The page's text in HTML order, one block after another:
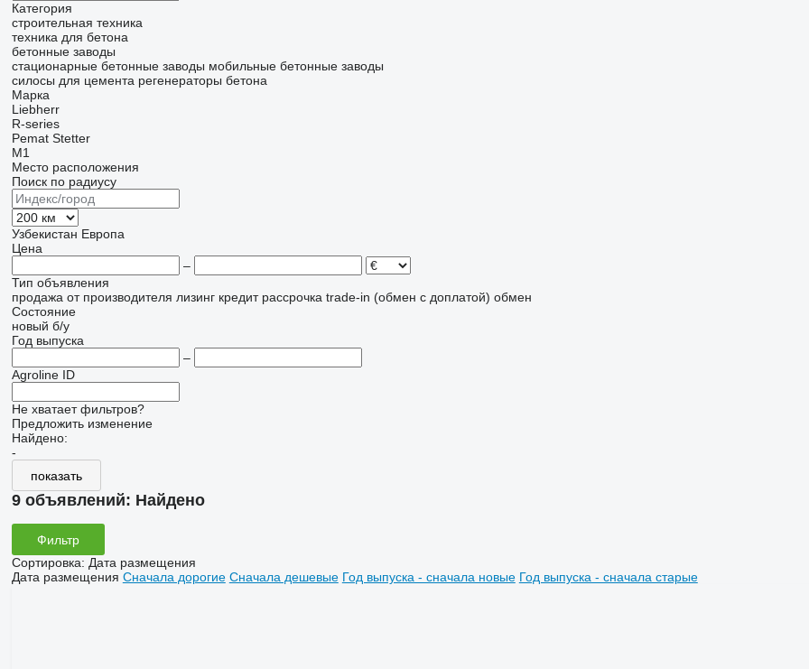
Категория
строительная техника
техника для бетона
бетонные заводы
стационарные бетонные заводы мобильные бетонные заводы
силосы для цемента регенераторы бетона
Марка
Liebherr
R-series
Pemat Stetter
M1
Место расположения
Поиск по радиусу
Узбекистан Европа
Цена
–
Тип объявления
продажа от производителя лизинг кредит рассрочка trade-in (обмен с доплатой) обмен
Состояние
новый б/у
Год выпуска
–
Agroline ID
Не хватает фильтров?
Предложить изменение
Найдено:
-
показать
9 объявлений: Найдено
Фильтр
Сортировка: Дата размещения
Дата размещения Сначала дорогие Сначала дешевые Год выпуска - сначала новые Год выпуска - сначала старые